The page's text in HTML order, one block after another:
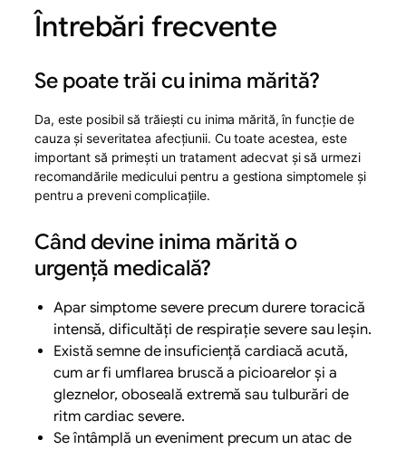
Întrebări frecvente
Se poate trăi cu inima mărită?
Da, este posibil să trăiești cu inima mărită, în funcție de
cauza și severitatea afecțiunii. Cu toate acestea, este
important să primești un tratament adecvat și să urmezi
recomandările medicului pentru a gestiona simptomele și
pentru a preveni complicațiile.
Când devine inima mărită o
urgență medicală?
Apar simptome severe precum durere toracică
intensă, dificultăți de respirație severe sau leșin.
Există semne de insuficiență cardiacă acută,
cum ar fi umflarea bruscă a picioarelor și a
gleznelor, oboseală extremă sau tulburări de
ritm cardiac severe.
Se întâmplă un eveniment precum un atac de